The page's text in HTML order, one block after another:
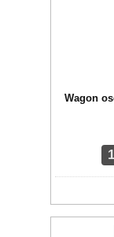
Wagon
1